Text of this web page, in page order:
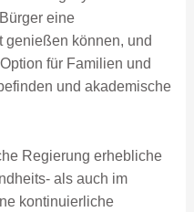
eine
genießen können, und
für Familien und
und akademische
Regierung erhebliche
als auch im
kontinuierliche